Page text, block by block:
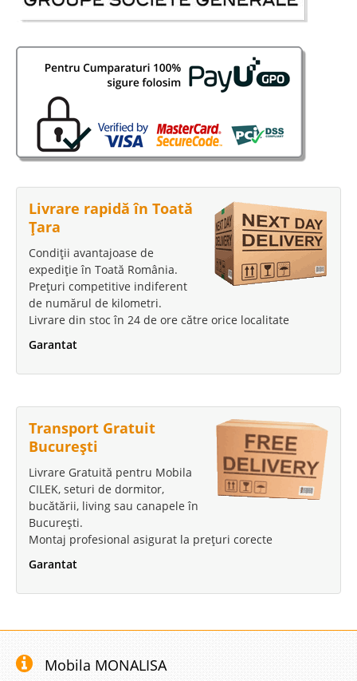
Pret3.211 Lei
Adauga la Favorite
Mobila Tineret Queen
Dormitor Copii si Tineret Queen - Camera Fete Mov Un set de mobila in
culoare Mov este cu certitudine asociat cu sexul frumos, fete, fetite,
domnisoare si doamne. Un dormitor Mov este deopotriva sofisticat si
feminin. Setul de mobila pentru copii si tineret Que..
5.490 Lei
Adauga la Favorite
Camere Tineret, Mobila Copii Sweet Pink cu pat de 90 cm Finisajul
atmosfera plina de armonie, stil si spontaneitate. Gama de mobilier
MONALISA include atat Camere de Copii cat si Camere ..
Livrare rapidă în Toată
Țara
Condiții avantajoase de
expediție în Toată România.
Prețuri competitive indiferent
de numărul de kilometri.
Livrare din stoc în 24 de ore către orice localitate
Garantat
Transport Gratuit
București
Livrare Gratuită pentru Mobila
CILEK, seturi de dormitor,
bucătării, living sau canapele în
București.
Montaj profesional asigurat la prețuri corecte
Garantat
Mobila MONALISA